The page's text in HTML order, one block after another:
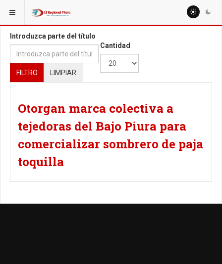
ESTÁ AQUÍ: TAGS
Introduzca parte del título
FILTRO LIMPIAR
Cantidad
Otorgan marca colectiva a
tejedoras del Bajo Piura para
comercializar sombrero de paja
toquilla